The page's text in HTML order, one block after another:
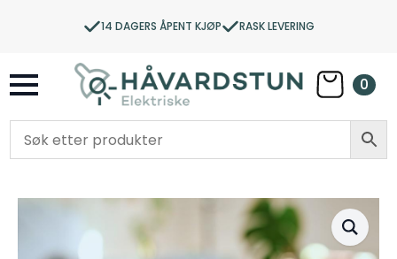
14 DAGERS ÅPENT KJØP RASK LEVERING
0